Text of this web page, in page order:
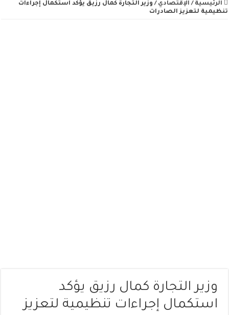
الرئيسية / الإقتصادي / وزير التجارة كمال رزيق يؤكد استكمال إجراءات
تنظيمية لتعزيز الصادرات
وزير التجارة كمال رزيق يؤكد
استكمال إجراءات تنظيمية لتعزيز